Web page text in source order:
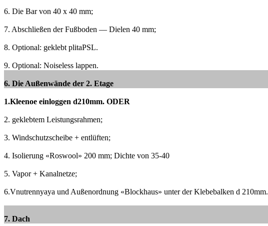
6. Die Bar von 40 x 40 mm;
7. Abschließen der Fußboden — Dielen 40 mm;
8. Optional: geklebt plitaPSL.
9. Optional: Noiseless lappen.
6. Die Außenwände der 2. Etage
1.Kleenoe einloggen d210mm. ODER
2. geklebtem Leistungsrahmen;
3. Windschutzscheibe + entlüften;
4. Isolierung «Roswool» 200 mm; Dichte von 35-40
5. Vapor + Kanalnetze;
6.Vnutrennyaya und Außenordnung «Blockhaus» unter der Klebebalken d 210mm.
7. Dach